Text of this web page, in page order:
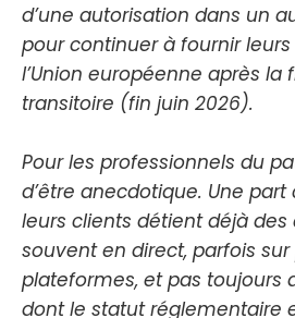
d’une autorisation dans un
pour continuer à fournir
l’Union européenne après la
transitoire (fin juin 2026).
Pour les professionnels du
d’être anecdotique. Une
leurs clients détient déjà
souvent en direct, parfois sur
plateformes, et pas toujours
dont le statut réglementaire